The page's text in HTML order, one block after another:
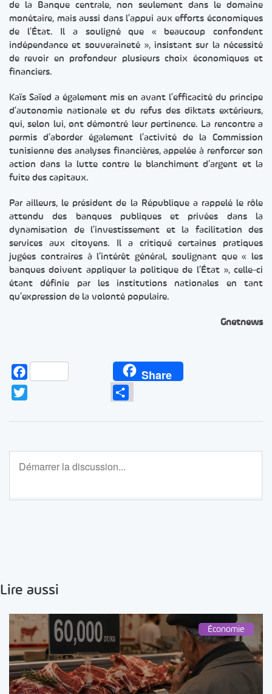
de la Banque centrale, non seulement dans le domaine
monétaire, mais aussi dans l’appui aux efforts économiques
de l’État. Il a souligné que « beaucoup confondent
indépendance et souveraineté », insistant sur la nécessité
de revoir en profondeur plusieurs choix économiques et
financiers.
Kaïs Saïed a également mis en avant l’efficacité du principe
d’autonomie nationale et du refus des diktats extérieurs,
qui, selon lui, ont démontré leur pertinence. La rencontre a
permis d’aborder également l’activité de la Commission
tunisienne des analyses financières, appelée à renforcer son
action dans la lutte contre le blanchiment d’argent et la
fuite des capitaux.
Par ailleurs, le président de la République a rappelé le rôle
attendu des banques publiques et privées dans la
dynamisation de l’investissement et la facilitation des
services aux citoyens. Il a critiqué certaines pratiques
jugées contraires à l’intérêt général, soulignant que « les
banques doivent appliquer la politique de l’État », celle-ci
étant définie par les institutions nationales en tant
qu’expression de la volonté populaire.
Gnetnews
Facebook Share
Partager
Lire aussi
Économie